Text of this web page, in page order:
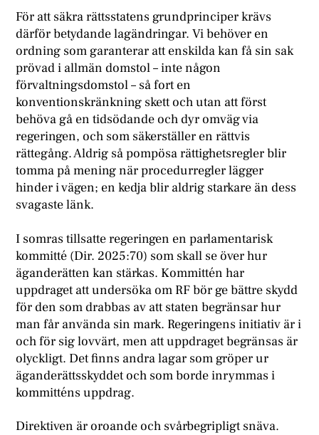
För att säkra rättsstatens grundprinciper krävs
därför betydande lagändringar. Vi behöver en
ordning som garanterar att enskilda kan få sin sak
prövad i allmän domstol – inte någon
förvaltningsdomstol – så fort en
konventionskränkning skett och utan att först
behöva gå en tidsödande och dyr omväg via
regeringen, och som säkerställer en rättvis
rättegång. Aldrig så pompösa rättighetsregler blir
tomma på mening när procedurregler lägger
hinder i vägen; en kedja blir aldrig starkare än dess
svagaste länk.
I somras tillsatte regeringen en parlamentarisk
kommitté (Dir. 2025:70) som skall se över hur
äganderätten kan stärkas. Kommittén har
uppdraget att undersöka om RF bör ge bättre skydd
för den som drabbas av att staten begränsar hur
man får använda sin mark. Regeringens initiativ är i
och för sig lovvärt, men att uppdraget begränsas är
olyckligt. Det finns andra lagar som gröper ur
äganderättsskyddet och som borde inrymmas i
kommitténs uppdrag.
Direktiven är oroande och svårbegripligt snäva.